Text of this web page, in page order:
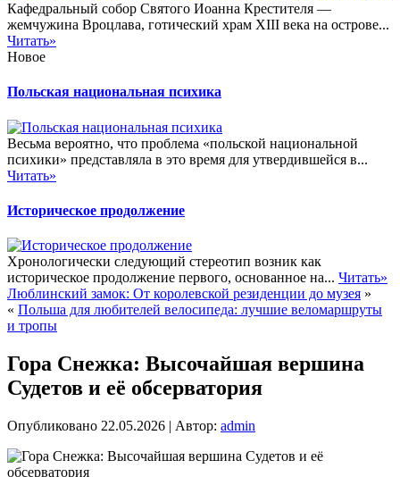
Кафедральный собор Святого Иоанна Крестителя —
жемчужина Вроцлава, готический храм XIII века на острове...
Читать»
Новое
Польская национальная психика
Весьма вероятно, что проблема «польской национальной
психики» представляла в это время для утвердившейся в...
Читать»
Историческое продолжение
Хронологически следующий стереотип возник как
историческое продолжение первого, основанное на... Читать»
Люблинский замок: От королевской резиденции до музея »
« Польша для любителей велосипеда: лучшие веломаршруты
и тропы
Гора Снежка: Высочайшая вершина
Судетов и её обсерватория
Опубликовано 22.05.2026 | Автор: admin